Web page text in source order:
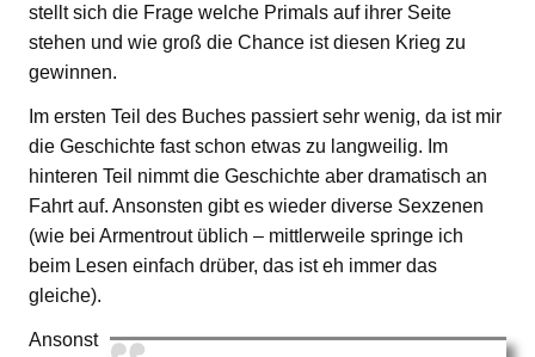
stellt sich die Frage welche Primals auf ihrer Seite
stehen und wie groß die Chance ist diesen Krieg zu
gewinnen.
Im ersten Teil des Buches passiert sehr wenig, da ist mir
die Geschichte fast schon etwas zu langweilig. Im
hinteren Teil nimmt die Geschichte aber dramatisch an
Fahrt auf. Ansonsten gibt es wieder diverse Sexzenen
(wie bei Armentrout üblich – mittlerweile springe ich
beim Lesen einfach drüber, das ist eh immer das
gleiche).
Ansonst